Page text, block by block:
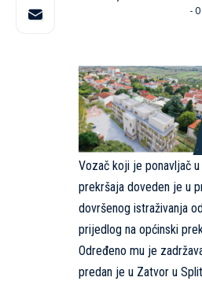
-
Vozač koji je ponavljač
prekršaja doveden je u
dovršenog istraživanja
prijedlog na općinski
Određeno mu je
predan je u Zatvor u Split